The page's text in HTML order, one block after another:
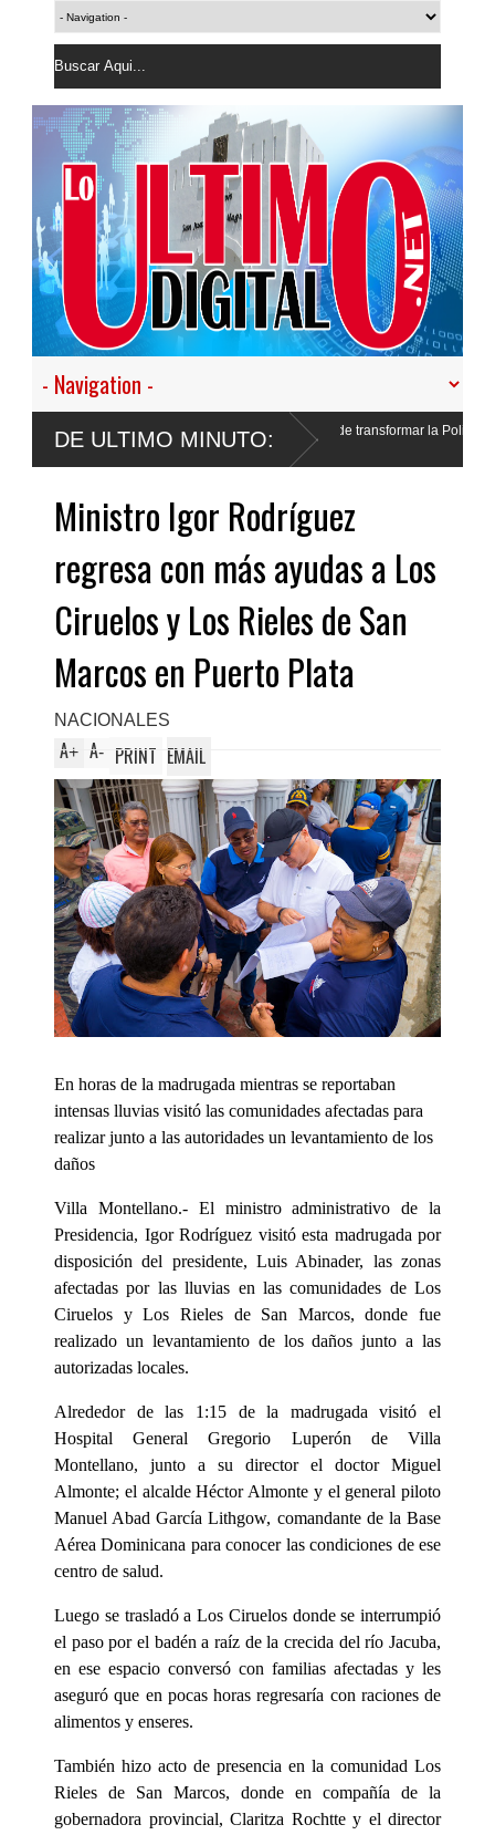
DE ULTIMO MINUTO:
“No vamos a desistir en nuestro empeño de transformar la Policía”, y promete
Ministro Igor Rodríguez
regresa con más ayudas a Los
Ciruelos y Los Rieles de San
Marcos en Puerto Plata
NACIONALES
A+ A- PRINT EMAIL
En horas de la madrugada mientras se reportaban
intensas lluvias visitó las comunidades afectadas para
realizar junto a las autoridades un levantamiento de los
daños
Villa Montellano.- El ministro administrativo de la
Presidencia, Igor Rodríguez visitó esta madrugada por
disposición del presidente, Luis Abinader, las zonas
afectadas por las lluvias en las comunidades de Los
Ciruelos y Los Rieles de San Marcos, donde fue
realizado un levantamiento de los daños junto a las
autorizadas locales.
Alrededor de las 1:15 de la madrugada visitó el
Hospital General Gregorio Luperón de Villa
Montellano, junto a su director el doctor Miguel
Almonte; el alcalde Héctor Almonte y el general piloto
Manuel Abad García Lithgow, comandante de la Base
Aérea Dominicana para conocer las condiciones de ese
centro de salud.
Luego se trasladó a Los Ciruelos donde se interrumpió
el paso por el badén a raíz de la crecida del río Jacuba,
en ese espacio conversó con familias afectadas y les
aseguró que en pocas horas regresaría con raciones de
alimentos y enseres.
También hizo acto de presencia en la comunidad Los
Rieles de San Marcos, donde en compañía de la
gobernadora provincial, Claritza Rochtte y el director